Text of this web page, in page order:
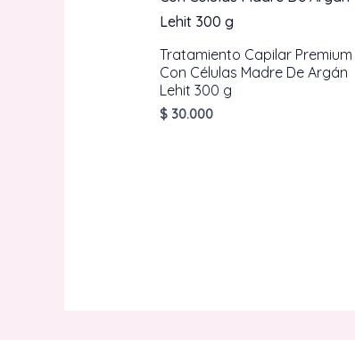
Tratamiento Capilar Premium
Con Células Madre De Argán
Lehit 300 g
$30.000